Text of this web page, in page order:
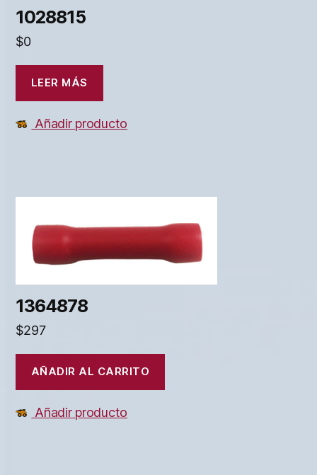
1028815
$0
LEER MÁS
Añadir producto
1364878
$297
AÑADIR AL CARRITO
Añadir producto